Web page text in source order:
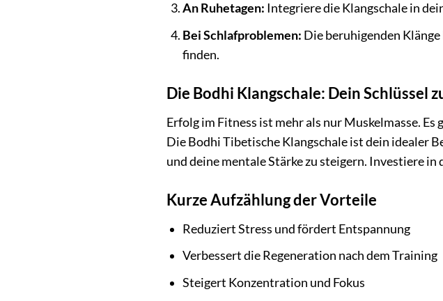
An Ruhetagen: Integriere die Klangschale in
Bei Schlafproblemen: Die beruhigenden
finden.
Die Bodhi Klangschale: Dein Schlüssel
Erfolg im Fitness ist mehr als nur Muskelmasse.
Die Bodhi Tibetische Klangschale ist dein idealer
und deine mentale Stärke zu steigern. Investiere
Kurze Aufzählung der Vorteile
Reduziert Stress und fördert Entspannung
Verbessert die Regeneration nach dem Training
Steigert Konzentration und Fokus